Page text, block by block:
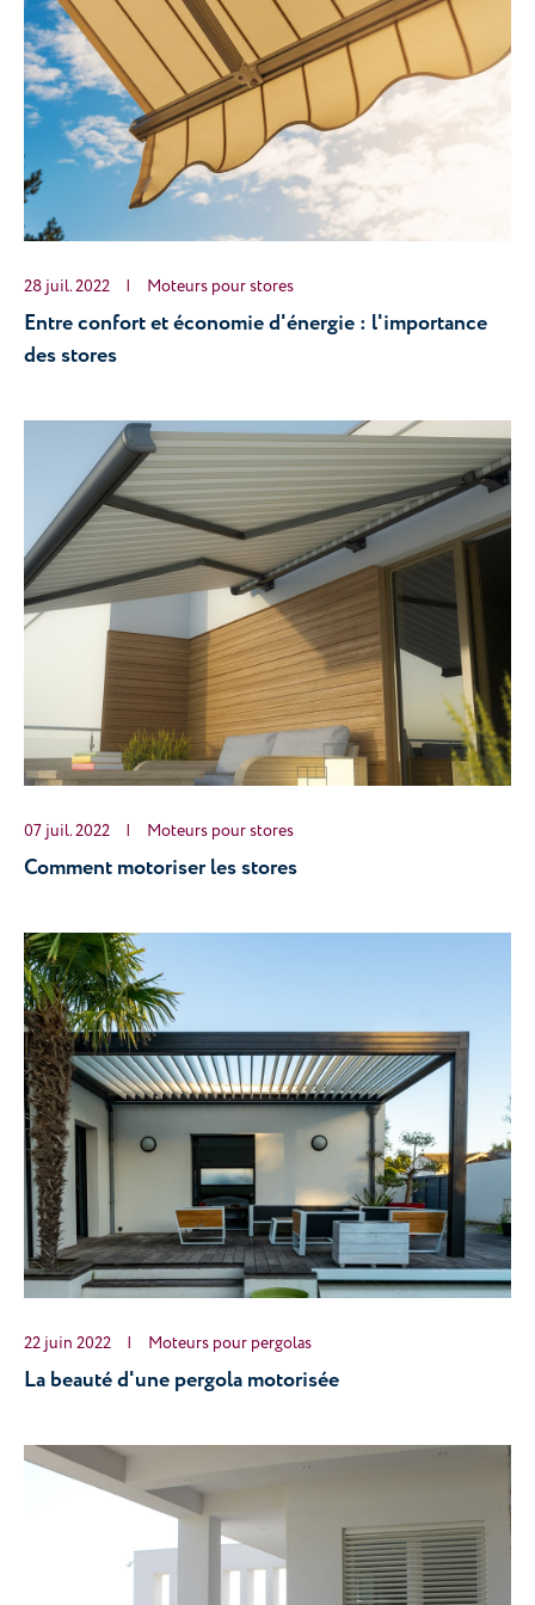
28 juil. 2022 | Moteurs pour stores
Entre confort et économie d'énergie : l'importance
des stores
07 juil. 2022 | Moteurs pour stores
Comment motoriser les stores
22 juin 2022 | Moteurs pour pergolas
La beauté d'une pergola motorisée